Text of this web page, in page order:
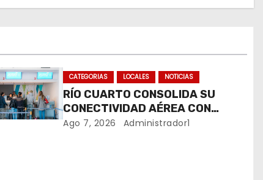
CATEGORIAS LOCALES NOTICIAS
RÍO CUARTO CONSOLIDA SU
CONECTIVIDAD AÉREA CON
CUATRO VUELOS SEMANALES A
Ago 7, 2026 Administrador1